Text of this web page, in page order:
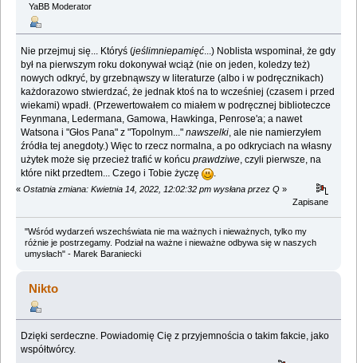
YaBB Moderator
Nie przejmuj się... Któryś (jeślimniepamięć ...) Noblista wspominał, że gdy
był na pierwszym roku dokonywał wciąż (nie on jeden, koledzy też)
nowych odkryć, by grzebnąwszy w literaturze (albo i w podręcznikach)
każdorazowo stwierdzać, że jednak ktoś na to wcześniej (czasem i przed
wiekami) wpadł. (Przewertowałem co miałem w podręcznej biblioteczce
Feynmana, Ledermana, Gamowa, Hawkinga, Penrose'a; a nawet
Watsona i "Głos Pana" z "Topolnym..."nawszelki , ale nie namierzyłem
źródła tej anegdoty.) Więc to rzecz normalna, a po odkryciach na własny
użytek może się przecież trafić w końcuprawdziwe , czyli pierwsze, na
które nikt przedtem... Czego i Tobie życzę
« Ostatnia zmiana: Kwietnia 14, 2022, 12:02:32 pm wysłana przez Q »
Zapisane
"Wśród wydarzeń wszechświata nie ma ważnych i nieważnych, tylko my
różnie je postrzegamy. Podział na ważne i nieważne odbywa się w naszych
umysłach" - Marek Baraniecki
Nikto
Dzięki serdeczne. Powiadomię Cię z przyjemnościa o takim fakcie, jako
współtwórcy.